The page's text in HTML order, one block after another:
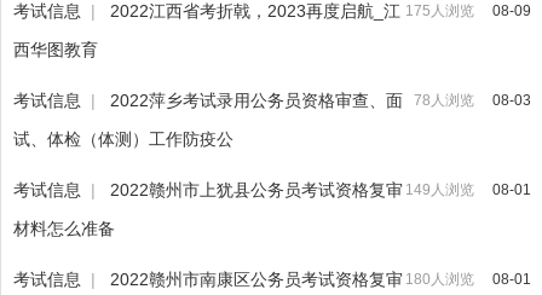
08-09
175人浏览
考试信息 |
2022江西省考折戟，2023再度启航_江
西华图教育
08-03
78人浏览
考试信息 |
2022萍乡考试录用公务员资格审查、面
试、体检（体测）工作防疫公
08-01
149人浏览
考试信息 |
2022赣州市上犹县公务员考试资格复审
材料怎么准备
08-01
180人浏览
考试信息 |
2022赣州市南康区公务员考试资格复审